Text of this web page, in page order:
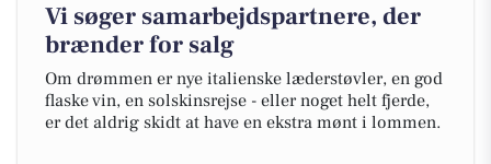
Vi søger samarbejdspartnere, der
brænder for salg
Om drømmen er nye italienske læderstøvler, en god
flaske vin, en solskinsrejse - eller noget helt fjerde,
er det aldrig skidt at have en ekstra mønt i lommen.